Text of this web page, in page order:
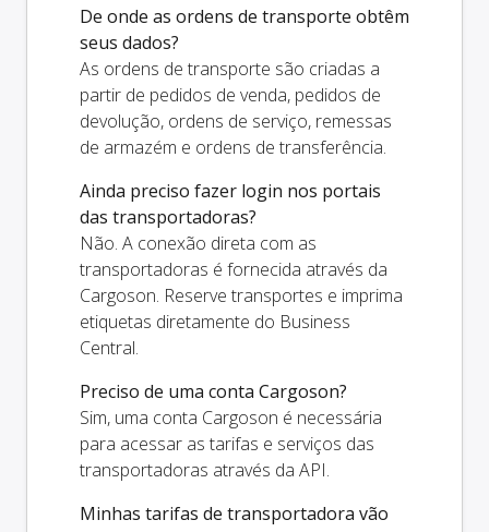
De onde as ordens de transporte obtêm
seus dados?
As ordens de transporte são criadas a
partir de pedidos de venda, pedidos de
devolução, ordens de serviço, remessas
de armazém e ordens de transferência.
Ainda preciso fazer login nos portais
das transportadoras?
Não. A conexão direta com as
transportadoras é fornecida através da
Cargoson. Reserve transportes e imprima
etiquetas diretamente do Business
Central.
Preciso de uma conta Cargoson?
Sim, uma conta Cargoson é necessária
para acessar as tarifas e serviços das
transportadoras através da API.
Minhas tarifas de transportadora vão